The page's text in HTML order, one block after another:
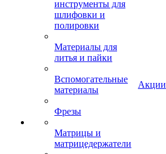
инструменты для
шлифовки и
полировки
Материалы для
литья и пайки
Вспомогательные
материалы
Фрезы
Матрицы и
матрицедержатели
Акции